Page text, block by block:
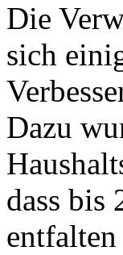
Die
sich
Dazu
dass bis